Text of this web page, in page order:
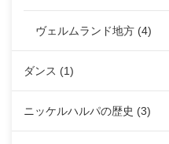
ヴェルムランド地方 (4)
ダンス (1)
ニッケルハルパの歴史 (3)